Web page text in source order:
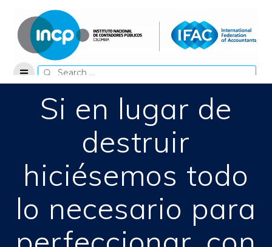
content
Search
for:
Si en lugar de
destruir
hiciésemos todo
lo necesario para